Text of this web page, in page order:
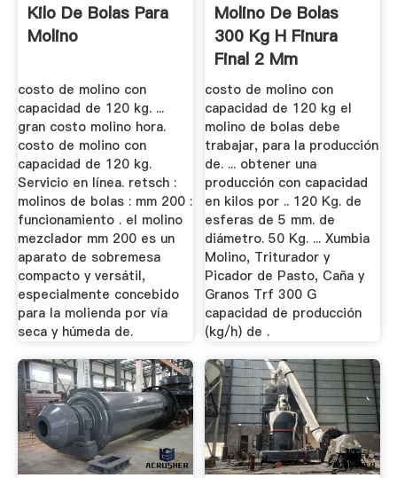
Kilo De Bolas Para
Molino
costo de molino con
capacidad de 120 kg. ...
gran costo molino hora.
costo de molino con
capacidad de 120 kg.
Servicio en línea. retsch :
molinos de bolas : mm 200 :
funcionamiento . el molino
mezclador mm 200 es un
aparato de sobremesa
compacto y versátil,
especialmente concebido
para la molienda por vía
seca y húmeda de.
Molino De Bolas
300 Kg H Finura
Final 2 Mm
costo de molino con
capacidad de 120 kg el
molino de bolas debe
trabajar, para la producción
de. ... obtener una
producción con capacidad
en kilos por .. 120 Kg. de
esferas de 5 mm. de
diámetro. 50 Kg. ... Xumbia
Molino, Triturador y
Picador de Pasto, Caña y
Granos Trf 300 G
capacidad de producción
(kg/h) de .